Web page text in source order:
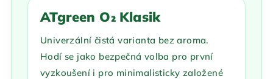
ATgreen O₂ Klasik
Univerzální čistá varianta bez aroma.
Hodí se jako bezpečná volba pro první
vyzkoušení i pro minimalisticky založené